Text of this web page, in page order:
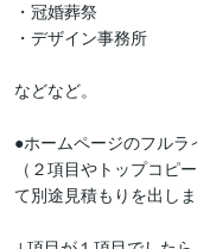
・冠婚葬祭
・デザイン事務所
などなど。
●ホームページのフル
（２項目やトップコピ
て別途見積もりを出し